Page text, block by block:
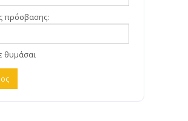
πρόσβασης:
θυμάσαι